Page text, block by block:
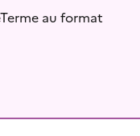
au format